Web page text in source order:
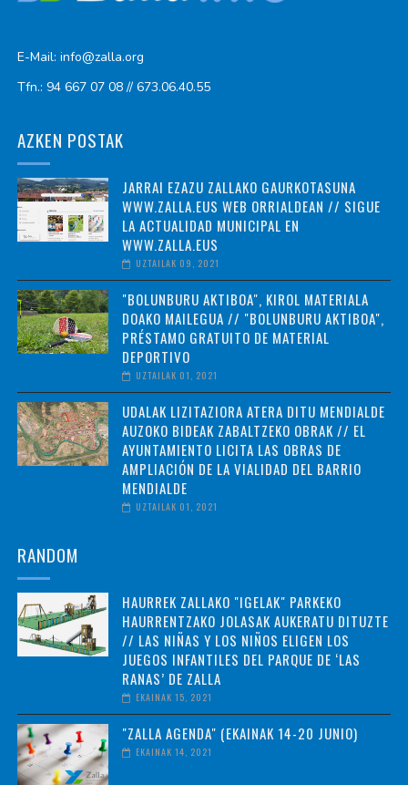
E-Mail: info@zalla.org
Tfn.: 94 667 07 08 // 673.06.40.55
AZKEN POSTAK
JARRAI EZAZU ZALLAKO GAURKOTASUNA
WWW.ZALLA.EUS WEB ORRIALDEAN // SIGUE
LA ACTUALIDAD MUNICIPAL EN
WWW.ZALLA.EUS
UZTAILAK 09, 2021
"BOLUNBURU AKTIBOA", KIROL MATERIALA
DOAKO MAILEGUA // "BOLUNBURU AKTIBOA",
PRÉSTAMO GRATUITO DE MATERIAL
DEPORTIVO
UZTAILAK 01, 2021
UDALAK LIZITAZIORA ATERA DITU MENDIALDE
AUZOKO BIDEAK ZABALTZEKO OBRAK // EL
AYUNTAMIENTO LICITA LAS OBRAS DE
AMPLIACIÓN DE LA VIALIDAD DEL BARRIO
MENDIALDE
UZTAILAK 01, 2021
RANDOM
HAURREK ZALLAKO "IGELAK" PARKEKO
HAURRENTZAKO JOLASAK AUKERATU DITUZTE
// LAS NIÑAS Y LOS NIÑOS ELIGEN LOS
JUEGOS INFANTILES DEL PARQUE DE ‘LAS
RANAS’ DE ZALLA
EKAINAK 15, 2021
"ZALLA AGENDA" (EKAINAK 14-20 JUNIO)
EKAINAK 14, 2021